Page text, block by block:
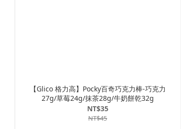
【Glico 格力高】Pocky百奇巧克力棒-巧克力
27g/草莓24g/抹茶28g/牛奶餅乾32g
NT$35
NT$45